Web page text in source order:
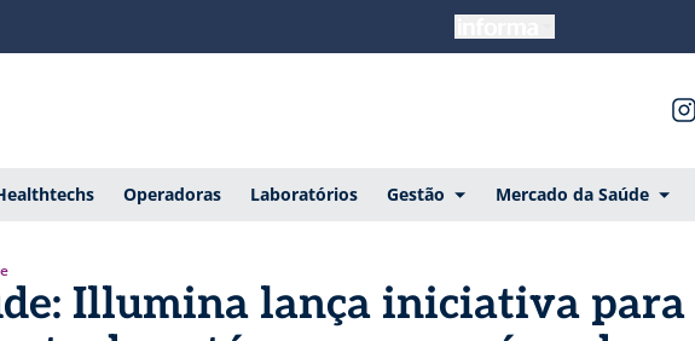
Operadoras Laboratórios Gestão Mercado da Saúde
Illumina lança iniciativa para